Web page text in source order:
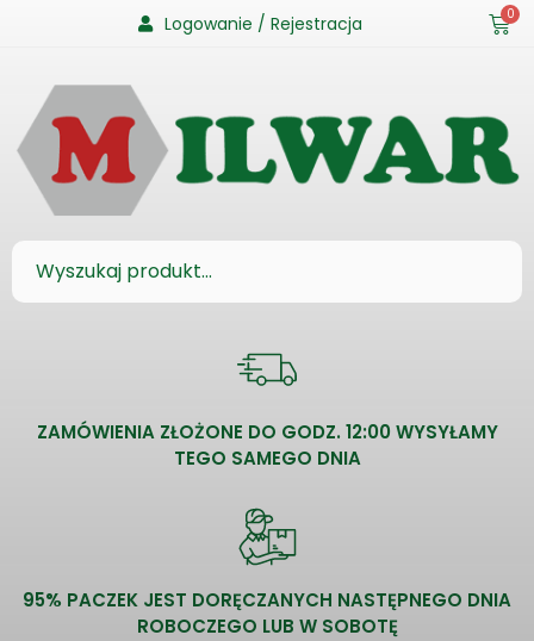
Logowanie / Rejestracja 0
ZAMÓWIENIA ZŁOŻONE DO GODZ. 12:00 WYSYŁAMY
TEGO SAMEGO DNIA
95% PACZEK JEST DORĘCZANYCH NASTĘPNEGO DNIA
ROBOCZEGO LUB W SOBOTĘ